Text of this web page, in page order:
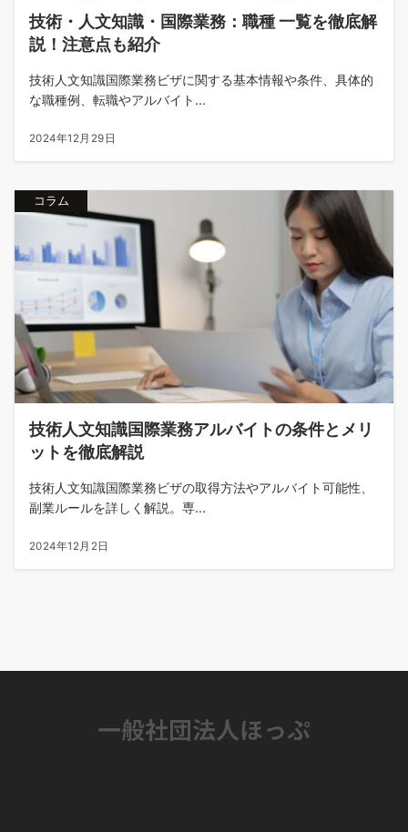
技術・人文知識・国際業務：職種 一覧を徹底解
説！注意点も紹介
技術人文知識国際業務ビザに関する基本情報や条件、具体的
な職種例、転職やアルバイト...
2024年12月29日
コラム
技術人文知識国際業務アルバイトの条件とメリ
ットを徹底解説
技術人文知識国際業務ビザの取得方法やアルバイト可能性、
副業ルールを詳しく解説。専...
2024年12月2日